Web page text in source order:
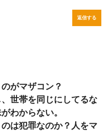
返信する
がマザコン？
世帯を同じにしてるな
わからない。
は犯罪なのか？人をマ